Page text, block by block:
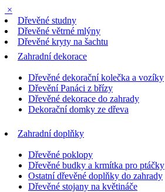
×
Dřevěné studny
Dřevěné větrné mlýny
Dřevěné kryty na šachtu
Zahradní dekorace
Dřevěné dekorační kolečka a vozíky
Dřevění Panáci z břízy
Dřevěné dekorace do zahrady
Dekorační domky ze dřeva
Zahradní doplňky
Dřevěné poklopy
Dřevěné budky a krmítka pro ptáčky
Ostatní dřevěné doplňky do zahrady
Dřevěné stojany na květináče